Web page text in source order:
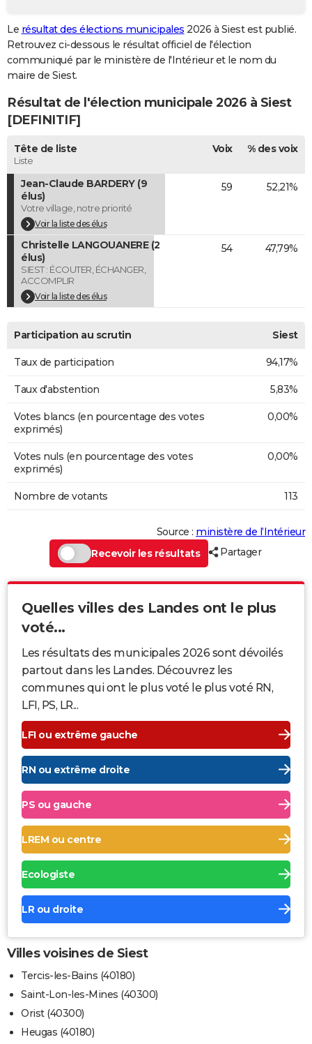
GUIDES D'ACHAT
BONS PLANS
CARTE DE VOEUX
Carte de Noël
Carte Bonne année
Carte Saint-Valentin
Carte Pâques
Carte d'anniversaire
DICTIONNAIRE
Dictionnaire
Biographies
Citations
Expressions
Proverbes
PROGRAMME TV
COPAINS D'AVANT
S'inscrire
Se connecter
Lycées
Collèges
Primaires
Universités
Entreprises
Service militaire
Avis de recherche
AVIS DE DÉCÈS
FORUM
Bricolage
Lifestyle
Culture
Sport
Auto
Television
Voyage
Cinema
Le résultat des élections municipales 2026 à Siest est publié.
Retrouvez ci-dessous le résultat officiel de l'élection
communiqué par le ministère de l'Intérieur et le nom du
maire de Siest.
Résultat de l'élection municipale 2026 à Siest
[DEFINITIF]
Tête de liste
Liste
Voix % des voix
Jean-Claude BARDERY (9
élus)
Votre village, notre priorité
Voir la liste des élus
59 52,21%
Christelle LANGOUANERE (2
élus)
SIEST : ÉCOUTER, ÉCHANGER,
ACCOMPLIR
Voir la liste des élus
54 47,79%
Participation au scrutin Siest
Taux de participation 94,17%
Taux d'abstention 5,83%
Votes blancs (en pourcentage des votes
exprimés)
0,00%
Votes nuls (en pourcentage des votes
exprimés)
0,00%
Nombre de votants 113
Source : ministère de l’Intérieur
Recevoir les résultats
Partager
Quelles villes des Landes ont le plus
voté...
Les résultats des municipales 2026 sont dévoilés
partout dans les Landes. Découvrez les
communes qui ont le plus voté le plus voté RN,
LFI, PS, LR...
LFI ou extrême gauche
RN ou extrême droite
PS ou gauche
LREM ou centre
Ecologiste
LR ou droite
Villes voisines de Siest
Tercis-les-Bains (40180)
Saint-Lon-les-Mines (40300)
Orist (40300)
Heugas (40180)